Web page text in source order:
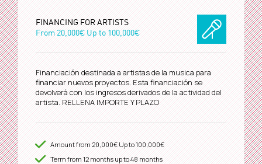
FINANCING FOR ARTISTS
From20,000€Up to100,000€
Financiación destinada a artistas de la musica para
financiar nuevos proyectos. Esta financiación se
devolverá con los ingresos derivados de la actividad del
artista. RELLENA IMPORTE Y PLAZO
Amount from20,000€Up to100,000€
Term from12months up to 48 months